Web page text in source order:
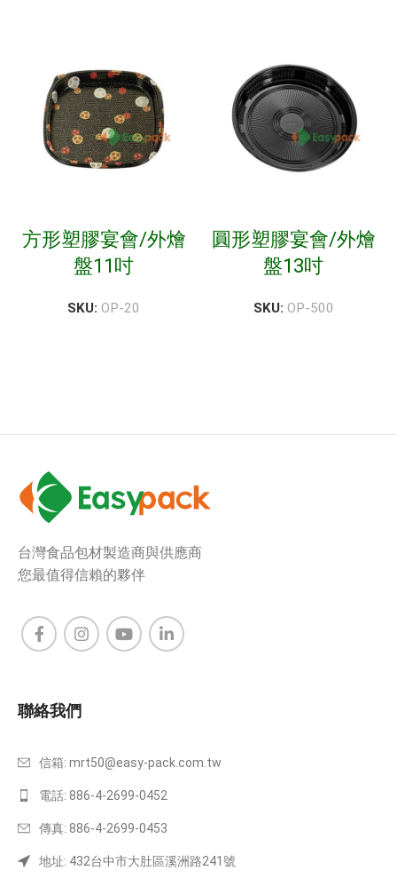
方形塑膠宴會/外燴
盤11吋
SKU: OP-20
圓形塑膠宴會/外燴
盤13吋
SKU: OP-500
台灣食品包材製造商與供應商
您最值得信賴的夥伴
聯絡我們
信箱: mrt50@easy-pack.com.tw
電話: 886-4-2699-0452
傳真: 886-4-2699-0453
地址: 432台中市大肚區溪洲路241號